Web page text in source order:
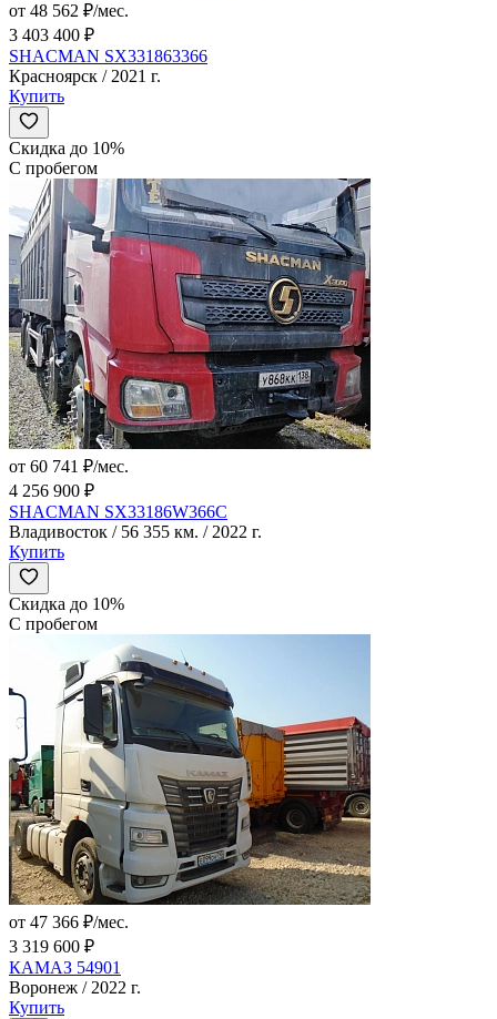
от 48 562 ₽/мес.
3 403 400 ₽
SHACMAN SX331863366
Красноярск / 2021 г.
Купить
Скидка до 10%
С пробегом
от 60 741 ₽/мес.
4 256 900 ₽
SHACMAN SX33186W366C
Владивосток / 56 355 км. / 2022 г.
Купить
Скидка до 10%
С пробегом
от 47 366 ₽/мес.
3 319 600 ₽
КАМАЗ 54901
Воронеж / 2022 г.
Купить